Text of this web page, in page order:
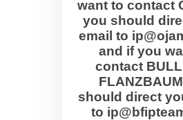
want to contact
you should
email to
and if you
contact
should direct
to